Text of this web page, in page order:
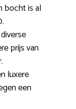
bocht is al
prijs van
luxere
een